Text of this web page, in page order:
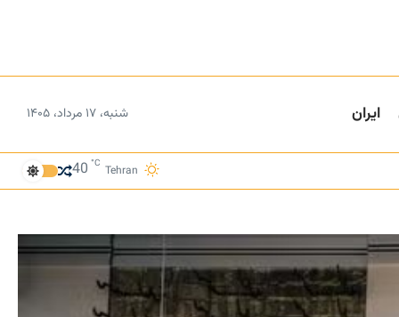
ایران شنبه، ۱۷ مرداد، ۱۴۰۵
Tehran
40 °C